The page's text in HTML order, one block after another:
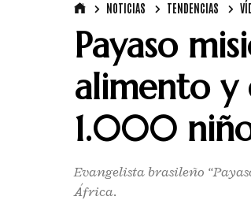
NOTICIAS TENDENCIAS
Payaso
alimento y
1.000
Evangelista brasileño
África.